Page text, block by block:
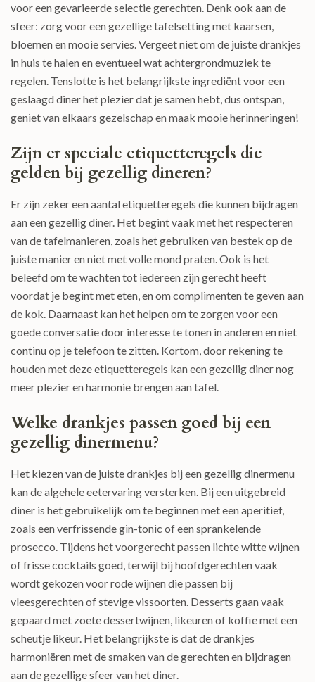
voor een gevarieerde selectie gerechten. Denk ook aan de
sfeer: zorg voor een gezellige tafelsetting met kaarsen,
bloemen en mooie servies. Vergeet niet om de juiste drankjes
in huis te halen en eventueel wat achtergrondmuziek te
regelen. Tenslotte is het belangrijkste ingrediënt voor een
geslaagd diner het plezier dat je samen hebt, dus ontspan,
geniet van elkaars gezelschap en maak mooie herinneringen!
Zijn er speciale etiquetteregels die
gelden bij gezellig dineren?
Er zijn zeker een aantal etiquetteregels die kunnen bijdragen
aan een gezellig diner. Het begint vaak met het respecteren
van de tafelmanieren, zoals het gebruiken van bestek op de
juiste manier en niet met volle mond praten. Ook is het
beleefd om te wachten tot iedereen zijn gerecht heeft
voordat je begint met eten, en om complimenten te geven aan
de kok. Daarnaast kan het helpen om te zorgen voor een
goede conversatie door interesse te tonen in anderen en niet
continu op je telefoon te zitten. Kortom, door rekening te
houden met deze etiquetteregels kan een gezellig diner nog
meer plezier en harmonie brengen aan tafel.
Welke drankjes passen goed bij een
gezellig dinermenu?
Het kiezen van de juiste drankjes bij een gezellig dinermenu
kan de algehele eetervaring versterken. Bij een uitgebreid
diner is het gebruikelijk om te beginnen met een aperitief,
zoals een verfrissende gin-tonic of een sprankelende
prosecco. Tijdens het voorgerecht passen lichte witte wijnen
of frisse cocktails goed, terwijl bij hoofdgerechten vaak
wordt gekozen voor rode wijnen die passen bij
vleesgerechten of stevige vissoorten. Desserts gaan vaak
gepaard met zoete dessertwijnen, likeuren of koffie met een
scheutje likeur. Het belangrijkste is dat de drankjes
harmoniëren met de smaken van de gerechten en bijdragen
aan de gezellige sfeer van het diner.